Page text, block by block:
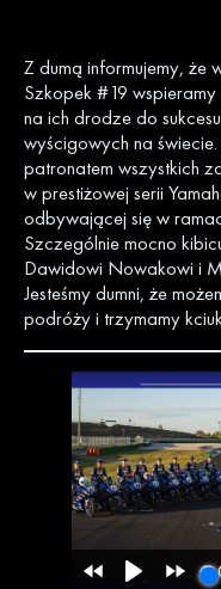
Z dumą informujemy, że
Szkopek #19
na ich drodze do
wyścigowych na
patronatem wszystkich
w prestiżowej serii
odbywającej się w
Szczególnie mocno
Dawidowi Nowakowi i
Jesteśmy dumni, że
podróży i trzymamy